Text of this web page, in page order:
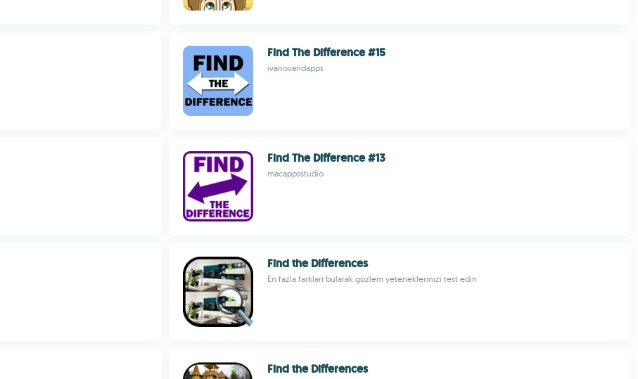
Find The Difference #15
ivanovandapps
Find The Difference #13
macappsstudio
Find the Differences
En fazla farkları bularak gözlem yeteneklerinizi test edin
Find the Differences